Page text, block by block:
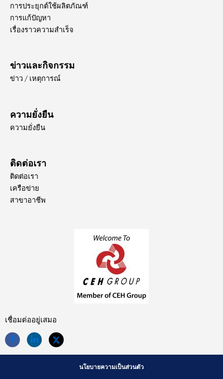
การประยุกต์ใช้ผลิตภัณฑ์
การแก้ปัญหา
เรื่องราวความสำเร็จ
ข่าวและกิจกรรม
ข่าว / เหตุการณ์
ความยั่งยืน
ความยั่งยืน
ติดต่อเรา
ติดต่อเรา
เครือข่าย
สาขาอาชีพ
เชื่อมต่ออยู่เสมอ
นโยบายความเป็นส่วนตัว